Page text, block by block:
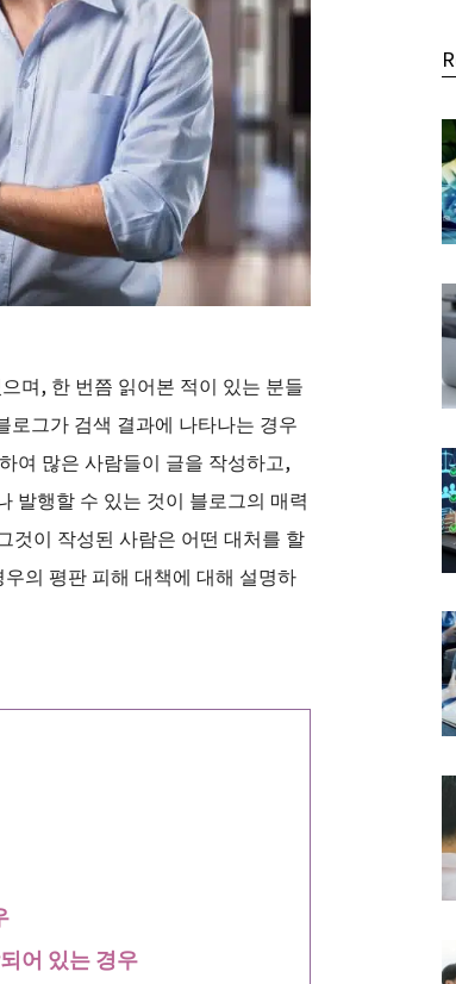
며, 한 번쯤 읽어본 적이 있는 분들
그가 검색 결과에 나타나는 경우
여 많은 사람들이 글을 작성하고,
발행할 수 있는 것이 블로그의 매력
것이 작성된 사람은 어떤 대처를 할
의 평판 피해 대책에 대해 설명하
어 있는 경우